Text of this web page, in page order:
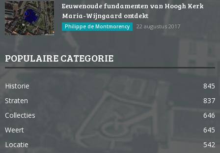
Eeuwenoude fundamenten van Hoogh Kerk
Maria-Wijngaard ontdekt
Philippe de Montmorency 22 augustus 2017
POPULAIRE CATEGORIE
Historie
845
Straten
837
Collecties
646
Weert
645
Locatie
542